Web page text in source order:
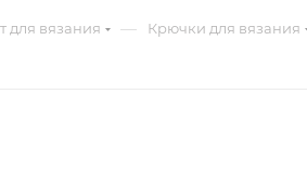
для вязания — Крючки для вязания